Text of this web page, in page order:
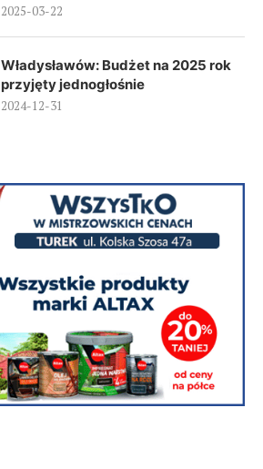
2025-03-22
Władysławów: Budżet na 2025 rok
przyjęty jednogłośnie
2024-12-31